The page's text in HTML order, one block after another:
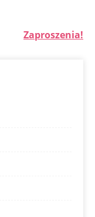
Zaproszenia!